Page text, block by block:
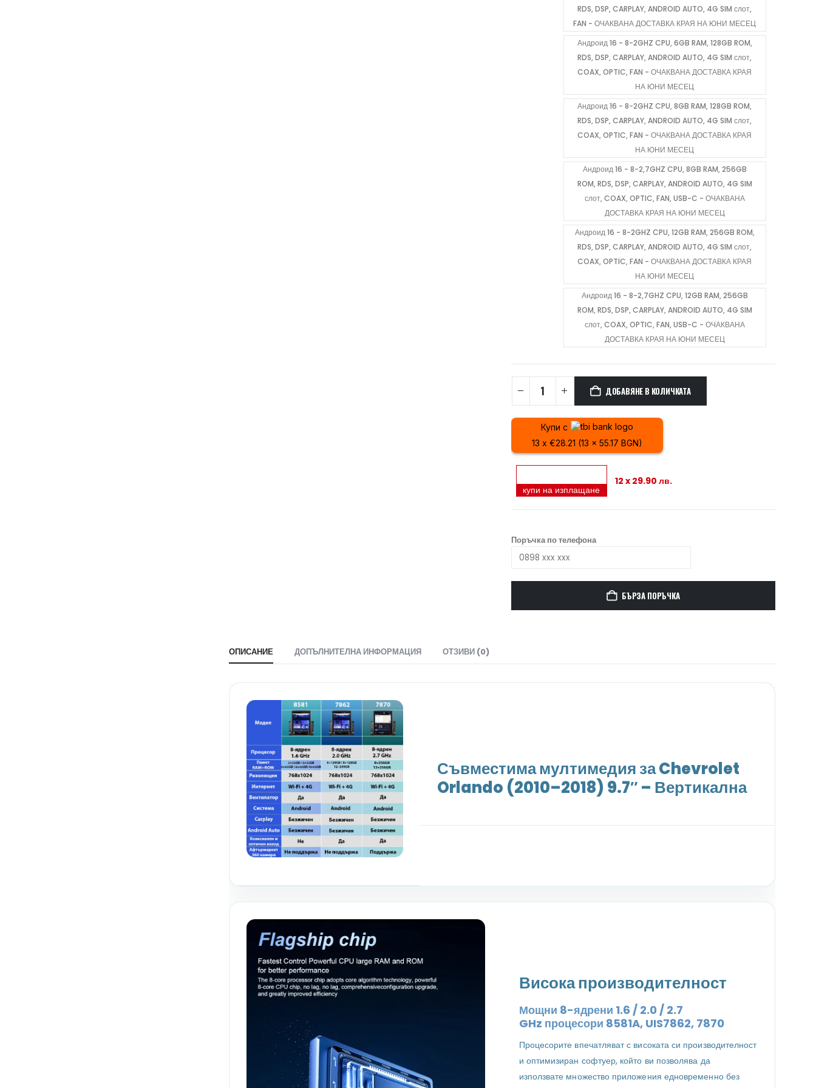
RDS, DSP, CARPLAY, ANDROID AUTO, 4G SIM слот,
FAN - ОЧАКВАНА ДОСТАВКА КРАЯ НА ЮНИ МЕСЕЦ
Андроид 16 - 8-2GHZ CPU, 6GB RAM, 128GB ROM,
RDS, DSP, CARPLAY, ANDROID AUTO, 4G SIM слот,
COAX, OPTIC, FAN - ОЧАКВАНА ДОСТАВКА КРАЯ
НА ЮНИ МЕСЕЦ
Андроид 16 - 8-2GHZ CPU, 8GB RAM, 128GB ROM,
RDS, DSP, CARPLAY, ANDROID AUTO, 4G SIM слот,
COAX, OPTIC, FAN - ОЧАКВАНА ДОСТАВКА КРАЯ
НА ЮНИ МЕСЕЦ
Андроид 16 - 8-2,7GHZ CPU, 8GB RAM, 256GB
ROM, RDS, DSP, CARPLAY, ANDROID AUTO, 4G SIM
слот, COAX, OPTIC, FAN, USB-C - ОЧАКВАНА
ДОСТАВКА КРАЯ НА ЮНИ МЕСЕЦ
Андроид 16 - 8-2GHZ CPU, 12GB RAM, 256GB ROM,
RDS, DSP, CARPLAY, ANDROID AUTO, 4G SIM слот,
COAX, OPTIC, FAN - ОЧАКВАНА ДОСТАВКА КРАЯ
НА ЮНИ МЕСЕЦ
Андроид 16 - 8-2,7GHZ CPU, 12GB RAM, 256GB
ROM, RDS, DSP, CARPLAY, ANDROID AUTO, 4G SIM
слот, COAX, OPTIC, FAN, USB-C - ОЧАКВАНА
ДОСТАВКА КРАЯ НА ЮНИ МЕСЕЦ
ДОБАВЯНЕ В КОЛИЧКАТА
Купи с
13 x €28.21 (13 x 55.17 BGN)
купи на изплащане
12 x 29.90 лв.
Поръчка по телефона
БЪРЗА ПОРЪЧКА
ОПИСАНИЕ ДОПЪЛНИТЕЛНА ИНФОРМАЦИЯ ОТЗИВИ (0)
Съвместима мултимедия за Chevrolet
Orlando (2010–2018) 9.7″ – Вертикална
Висока производителност
Мощни 8-ядрени 1.6 / 2.0 / 2.7
GHz процесори 8581A, UIS7862, 7870
Процесорите впечатляват с високата си производителност
и оптимизиран софтуер, който ви позволява да
използвате множество приложения едновременно без